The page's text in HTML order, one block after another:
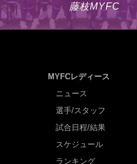
藤枝MYFC
MYFCレディース
ニュース
選手/スタッフ
試合日程/結果
スケジュール
ランキング